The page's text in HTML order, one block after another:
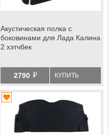
Акустическая полка с
боковинами для Лада Калина
2 хэтчбек
2790 й КУПИТЬ